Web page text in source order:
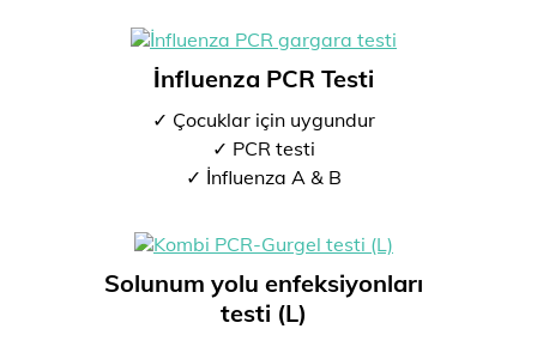
İnfluenza PCR Testi
✓ Çocuklar için uygundur
✓ PCR testi
✓ İnfluenza A & B
Solunum yolu enfeksiyonları
testi (L)